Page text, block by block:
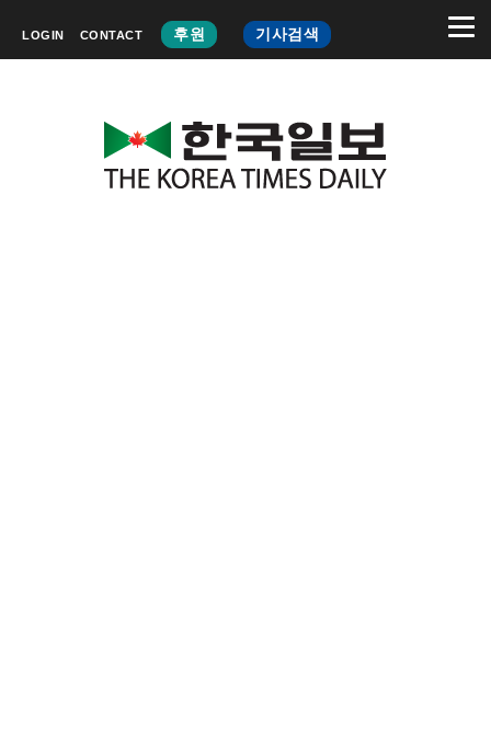
LOGIN CONTACT 후원 기사검색